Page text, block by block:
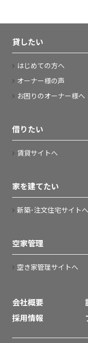
貸したい
はじめての方へ
オーナー様の声
お困りのオーナー様へ
借りたい
賃貸サイトへ
家を建てたい
新築･注文住宅サイトへ
空家管理
空き家管理サイトへ
会社概要
採用情報